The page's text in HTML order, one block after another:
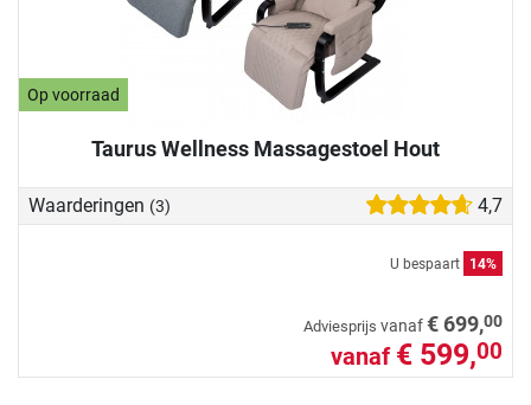
Op voorraad
Taurus Wellness Massagestoel Hout
Waarderingen (3) 4,7
U bespaart 14%
Adviesprijs vanaf€ 699,00
vanaf € 599,00